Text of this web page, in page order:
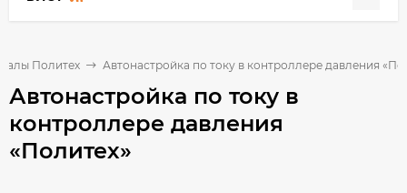
Политех Автонастройка по току в контроллере давления
Автонастройка по току в
контроллере давления
«Политех»